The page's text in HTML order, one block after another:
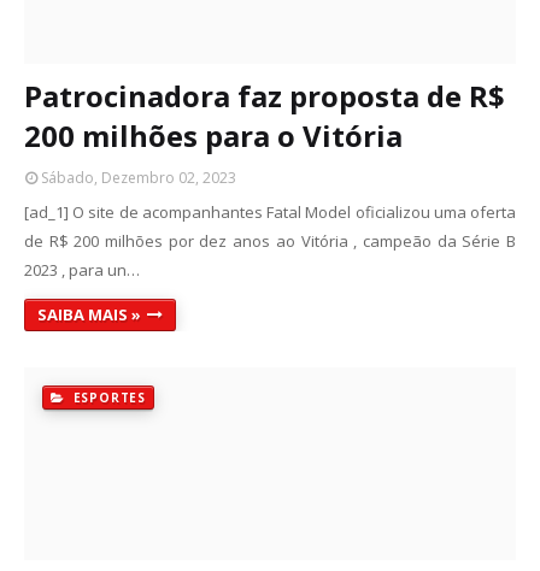
Patrocinadora faz proposta de R$
200 milhões para o Vitória
Sábado, Dezembro 02, 2023
[ad_1] O site de acompanhantes Fatal Model oficializou uma oferta
de R$ 200 milhões por dez anos ao Vitória , campeão da Série B
2023 , para un…
SAIBA MAIS »
ESPORTES